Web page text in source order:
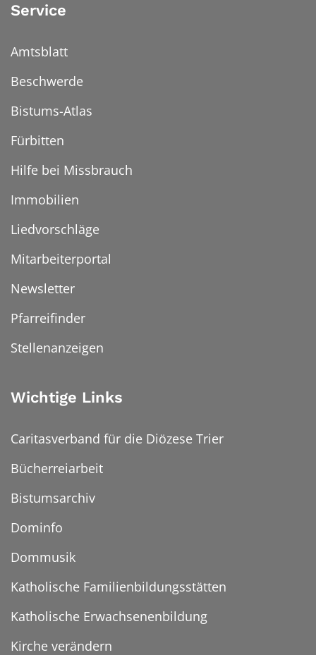
Service
Amtsblatt
Beschwerde
Bistums-Atlas
Fürbitten
Hilfe bei Missbrauch
Immobilien
Liedvorschläge
Mitarbeiterportal
Newsletter
Pfarreifinder
Stellenanzeigen
Wichtige Links
Caritasverband für die Diözese Trier
Bücherreiarbeit
Bistumsarchiv
Dominfo
Dommusik
Katholische Familienbildungsstätten
Katholische Erwachsenenbildung
Kirche verändern